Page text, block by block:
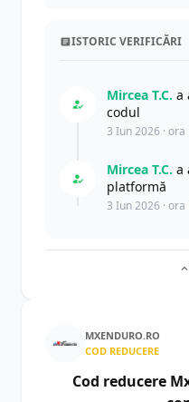
ISTORIC VERIFICĂRI
Mircea T.C. a
codul
3 Iun 2026 · ora
Mircea T.C. a
platformă
3 Iun 2026 · ora
MXENDURO.RO
COD REDUCERE
Cod reducere